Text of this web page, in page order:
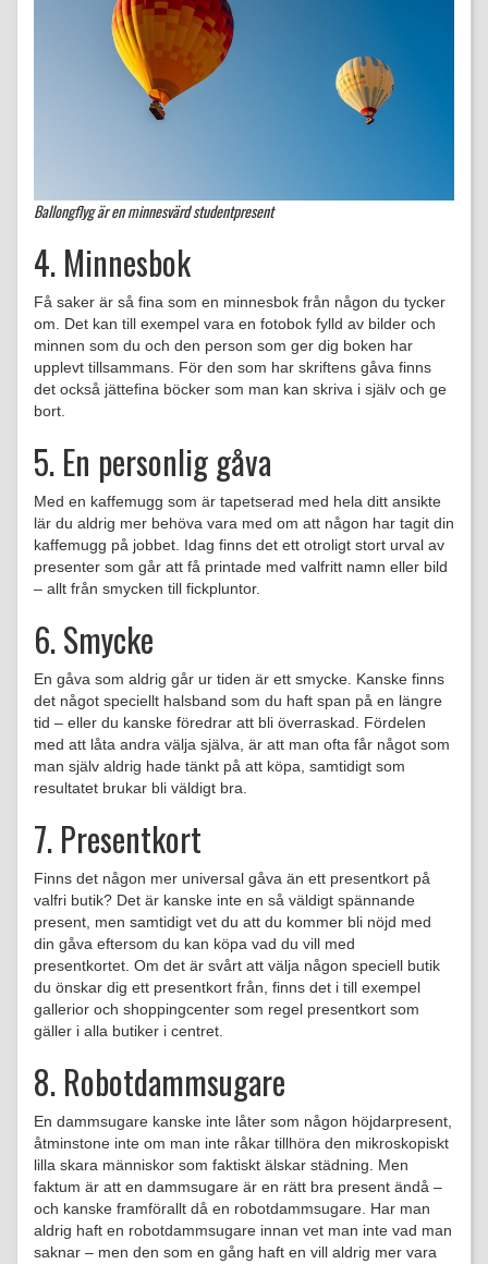
Ballongflyg är en minnesvärd studentpresent
4. Minnesbok
Få saker är så fina som en minnesbok från någon du tycker
om. Det kan till exempel vara en fotobok fylld av bilder och
minnen som du och den person som ger dig boken har
upplevt tillsammans. För den som har skriftens gåva finns
det också jättefina böcker som man kan skriva i själv och ge
bort.
5. En personlig gåva
Med en kaffemugg som är tapetserad med hela ditt ansikte
lär du aldrig mer behöva vara med om att någon har tagit din
kaffemugg på jobbet. Idag finns det ett otroligt stort urval av
presenter som går att få printade med valfritt namn eller bild
– allt från smycken till fickpluntor.
6. Smycke
En gåva som aldrig går ur tiden är ett smycke. Kanske finns
det något speciellt halsband som du haft span på en längre
tid – eller du kanske föredrar att bli överraskad. Fördelen
med att låta andra välja själva, är att man ofta får något som
man själv aldrig hade tänkt på att köpa, samtidigt som
resultatet brukar bli väldigt bra.
7. Presentkort
Finns det någon mer universal gåva än ett presentkort på
valfri butik? Det är kanske inte en så väldigt spännande
present, men samtidigt vet du att du kommer bli nöjd med
din gåva eftersom du kan köpa vad du vill med
presentkortet. Om det är svårt att välja någon speciell butik
du önskar dig ett presentkort från, finns det i till exempel
gallerior och shoppingcenter som regel presentkort som
gäller i alla butiker i centret.
8. Robotdammsugare
En dammsugare kanske inte låter som någon höjdarpresent,
åtminstone inte om man inte råkar tillhöra den mikroskopiskt
lilla skara människor som faktiskt älskar städning. Men
faktum är att en dammsugare är en rätt bra present ändå –
och kanske framförallt då en robotdammsugare. Har man
aldrig haft en robotdammsugare innan vet man inte vad man
saknar – men den som en gång haft en vill aldrig mer vara